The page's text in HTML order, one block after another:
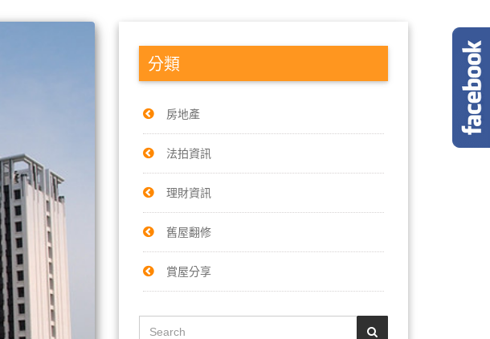
分類
房地產
法拍資訊
理財資訊
舊屋翻修
賞屋分享